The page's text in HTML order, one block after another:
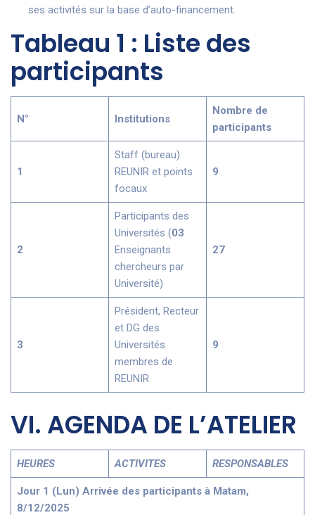
ses activités sur la base d’auto-financement.
Tableau 1 : Liste des
participants
N° Institutions
Nombre de
participants
1
Staff (bureau)
REUNIR et points
focaux
9
2
Participants des
Universités (03
Enseignants
chercheurs par
Université)
27
3
Président, Recteur
et DG des
Universités
membres de
REUNIR
9
VI. AGENDA DE L’ATELIER
HEURES ACTIVITES RESPONSABLES
Jour 1 (Lun) Arrivée des participants à Matam,
8/12/2025